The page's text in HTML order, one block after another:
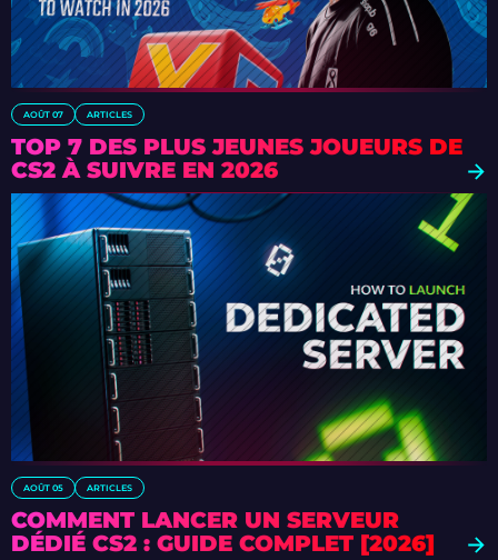
AOÛT 07 ARTICLES
TOP 7 DES PLUS JEUNES JOUEURS DE
CS2 À SUIVRE EN 2026
AOÛT 05 ARTICLES
COMMENT LANCER UN SERVEUR
DÉDIÉ CS2 : GUIDE COMPLET [2026]